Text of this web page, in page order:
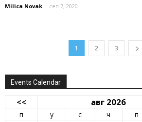
Milica Novak - сеп 7, 2020
1 2 3
Events Calendar
<< авг 2026
п у с ч п